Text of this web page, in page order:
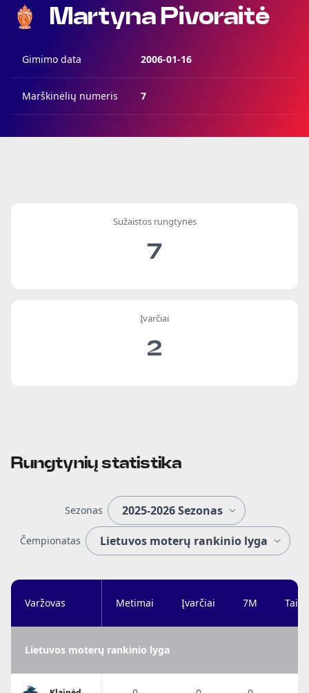
Martyna Pivoraitė
Gimimo data 2006-01-16
Marškinėlių numeris 7
Sužaistos rungtynės
7
Įvarčiai
2
Rungtynių statistika
Sezonas
Čempionatas
Varžovas Metimai Įvarčiai 7M
Lietuvos moterų rankinio lyga